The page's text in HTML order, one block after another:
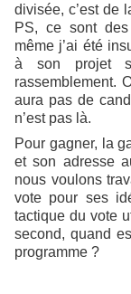
divisée, c’est de
PS, ce sont des
même j’ai été
à son projet
rassemblement.
aura pas de
n’est pas là.
Pour gagner, la
et son adresse
nous voulons
vote pour ses
tactique du vote
second, quand
programme ?